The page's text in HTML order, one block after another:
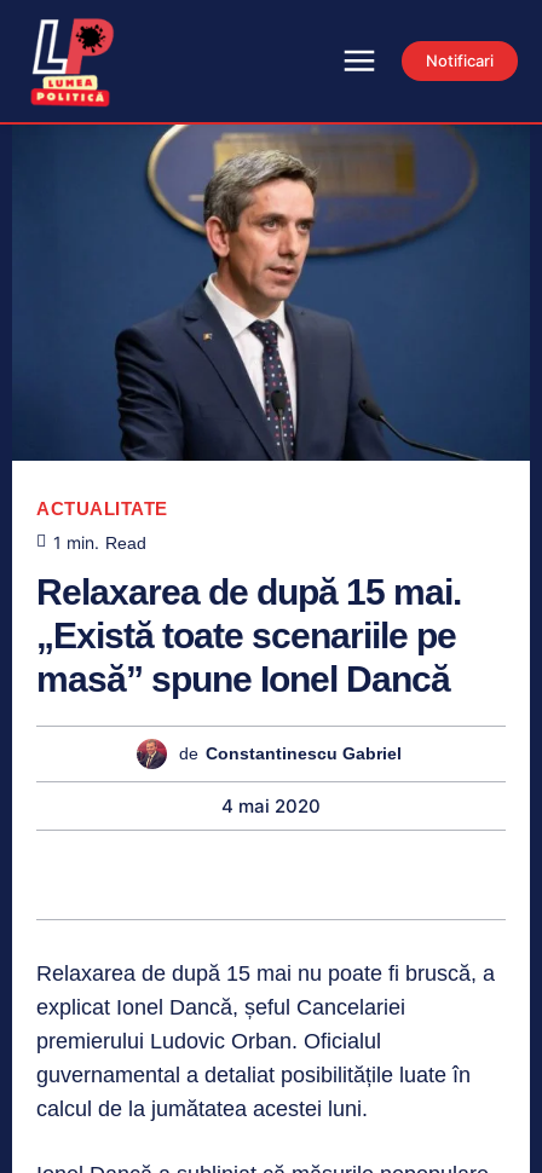
Notificari
ACTUALITATE
1 min. Read
Relaxarea de după 15 mai.
„Există toate scenariile pe
masă” spune Ionel Dancă
de Constantinescu Gabriel
4 mai 2020
Relaxarea de după 15 mai nu poate fi bruscă, a
explicat Ionel Dancă, șeful Cancelariei
premierului Ludovic Orban. Oficialul
guvernamental a detaliat posibilitățile luate în
calcul de la jumătatea acestei luni.